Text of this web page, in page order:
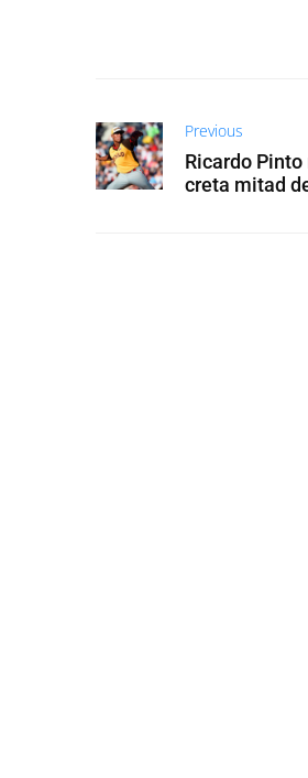
Previous
Ricardo
creta mitad